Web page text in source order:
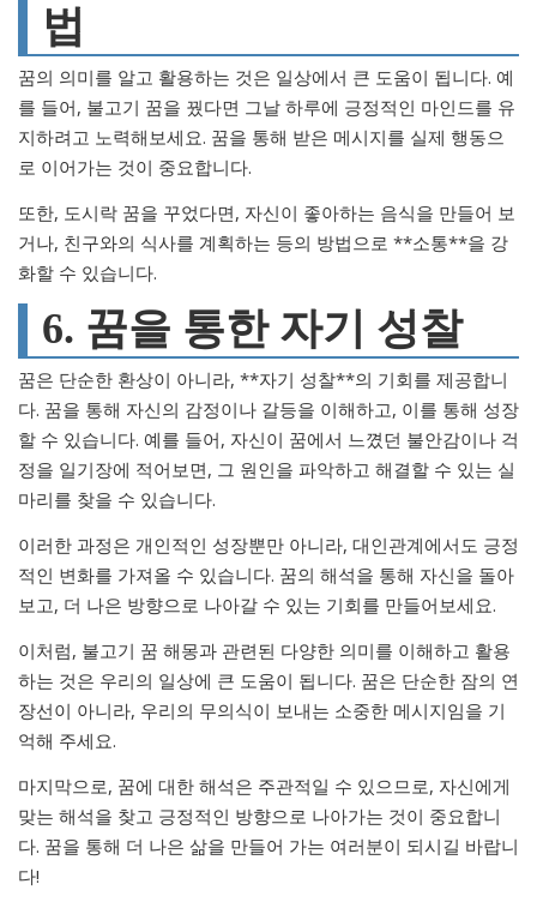
법
꿈의 의미를 알고 활용하는 것은 일상에서 큰 도움이 됩니다. 예
를 들어, 불고기 꿈을 꿨다면 그날 하루에 긍정적인 마인드를 유
지하려고 노력해보세요. 꿈을 통해 받은 메시지를 실제 행동으
로 이어가는 것이 중요합니다.
또한, 도시락 꿈을 꾸었다면, 자신이 좋아하는 음식을 만들어 보
거나, 친구와의 식사를 계획하는 등의 방법으로 **소통**을 강
화할 수 있습니다.
6. 꿈을 통한 자기 성찰
꿈은 단순한 환상이 아니라, **자기 성찰**의 기회를 제공합니
다. 꿈을 통해 자신의 감정이나 갈등을 이해하고, 이를 통해 성장
할 수 있습니다. 예를 들어, 자신이 꿈에서 느꼈던 불안감이나 걱
정을 일기장에 적어보면, 그 원인을 파악하고 해결할 수 있는 실
마리를 찾을 수 있습니다.
이러한 과정은 개인적인 성장뿐만 아니라, 대인관계에서도 긍정
적인 변화를 가져올 수 있습니다. 꿈의 해석을 통해 자신을 돌아
보고, 더 나은 방향으로 나아갈 수 있는 기회를 만들어보세요.
이처럼, 불고기 꿈 해몽과 관련된 다양한 의미를 이해하고 활용
하는 것은 우리의 일상에 큰 도움이 됩니다. 꿈은 단순한 잠의 연
장선이 아니라, 우리의 무의식이 보내는 소중한 메시지임을 기
억해 주세요.
마지막으로, 꿈에 대한 해석은 주관적일 수 있으므로, 자신에게
맞는 해석을 찾고 긍정적인 방향으로 나아가는 것이 중요합니
다. 꿈을 통해 더 나은 삶을 만들어 가는 여러분이 되시길 바랍니
다!